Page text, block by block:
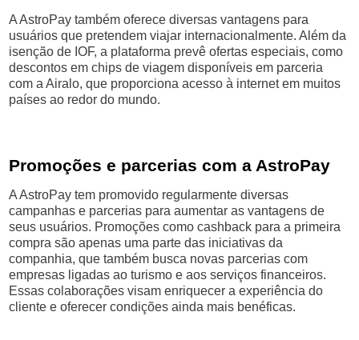
A AstroPay também oferece diversas vantagens para
usuários que pretendem viajar internacionalmente. Além da
isenção de IOF, a plataforma prevê ofertas especiais, como
descontos em chips de viagem disponíveis em parceria
com a Airalo, que proporciona acesso à internet em muitos
países ao redor do mundo.
Promoções e parcerias com a AstroPay
A AstroPay tem promovido regularmente diversas
campanhas e parcerias para aumentar as vantagens de
seus usuários. Promoções como cashback para a primeira
compra são apenas uma parte das iniciativas da
companhia, que também busca novas parcerias com
empresas ligadas ao turismo e aos serviços financeiros.
Essas colaborações visam enriquecer a experiência do
cliente e oferecer condições ainda mais benéficas.